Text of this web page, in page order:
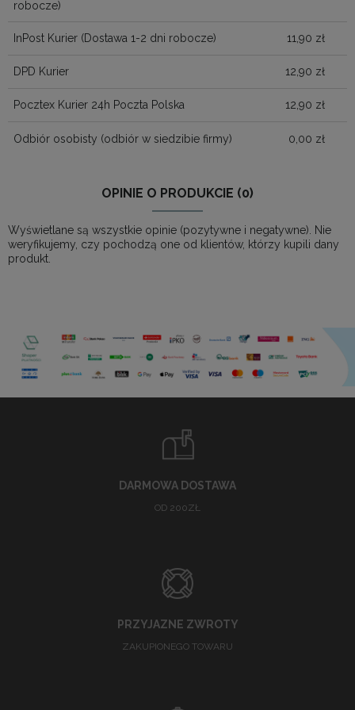
robocze)
InPost Kurier (Dostawa 1-2 dni robocze) 11,90 zł
DPD Kurier 12,90 zł
Pocztex Kurier 24h Poczta Polska 12,90 zł
Odbiór osobisty (odbiór w siedzibie firmy) 0,00 zł
OPINIE O PRODUKCIE (0)
Wyświetlane są wszystkie opinie (pozytywne i negatywne). Nie
weryfikujemy, czy pochodzą one od klientów, którzy kupili dany
produkt.
DARMOWA DOSTAWA
OD 200ZŁ
PRZYJAZNE ZWROTY
ZAKUPIONEGO TOWARU